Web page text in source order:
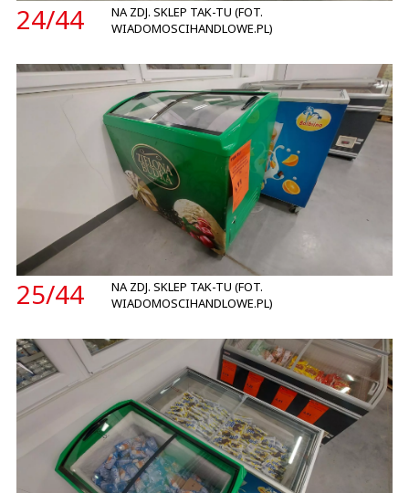
24/44
NA ZDJ. SKLEP TAK-TU (FOT.
WIADOMOSCIHANDLOWE.PL)
25/44
NA ZDJ. SKLEP TAK-TU (FOT.
WIADOMOSCIHANDLOWE.PL)